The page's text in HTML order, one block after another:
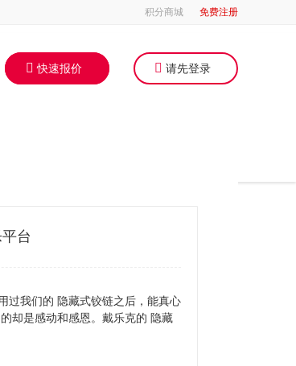
积分商城 免费注册
快速报价 请先登录
台
过我们的 隐藏式铰链之后，能真心
却是感动和感恩。戴乐克的 隐藏